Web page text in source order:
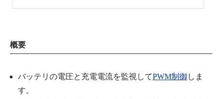
概要
バッテリの電圧と充電電流を監視してPWM制御 しま
す。